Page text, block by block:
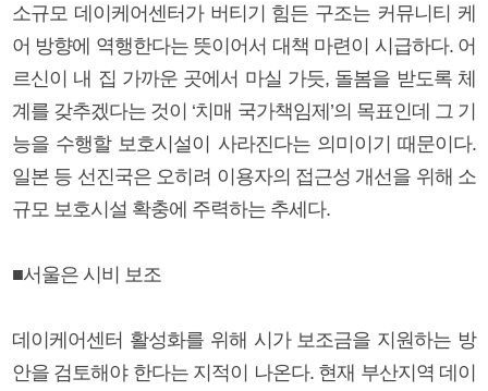
소규모 데이케어센터가 버티기 힘든 구조는 커뮤니티 케
어 방향에 역행한다는 뜻이어서 대책 마련이 시급하다. 어
르신이 내 집 가까운 곳에서 마실 가듯, 돌봄을 받도록 체
계를 갖추겠다는 것이 ‘치매 국가책임제’의 목표인데 그 기
능을 수행할 보호시설이 사라진다는 의미이기 때문이다.
일본 등 선진국은 오히려 이용자의 접근성 개선을 위해 소
규모 보호시설 확충에 주력하는 추세다.
■서울은 시비 보조
데이케어센터 활성화를 위해 시가 보조금을 지원하는 방
안을 검토해야 한다는 지적이 나온다. 현재 부산지역 데이